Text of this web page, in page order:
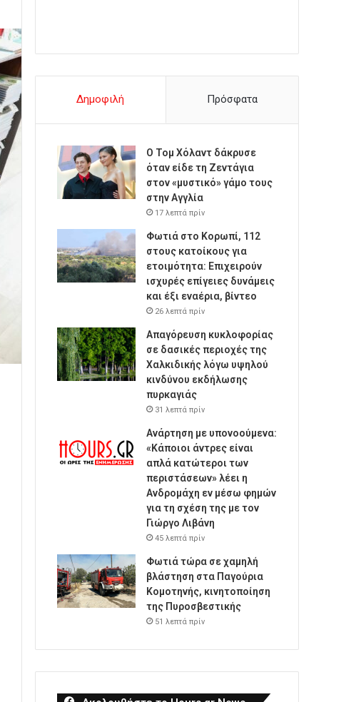
Δημοφιλή Πρόσφατα
Ο Τομ Χόλαντ δάκρυσε
όταν είδε τη Ζεντάγια
στον «μυστικό» γάμο τους
στην Αγγλία
17 λεπτά πρίν
Φωτιά στο Κορωπί, 112
στους κατοίκους για
ετοιμότητα: Επιχειρούν
ισχυρές επίγειες δυνάμεις
και έξι εναέρια, βίντεο
26 λεπτά πρίν
Απαγόρευση κυκλοφορίας
σε δασικές περιοχές της
Χαλκιδικής λόγω υψηλού
κινδύνου εκδήλωσης
πυρκαγιάς
31 λεπτά πρίν
Ανάρτηση με υπονοούμενα:
«Κάποιοι άντρες είναι
απλά κατώτεροι των
περιστάσεων» λέει η
Ανδρομάχη εν μέσω φημών
για τη σχέση της με τον
Γιώργο Λιβάνη
45 λεπτά πρίν
Φωτιά τώρα σε χαμηλή
βλάστηση στα Παγούρια
Κομοτηνής, κινητοποίηση
της Πυροσβεστικής
51 λεπτά πρίν